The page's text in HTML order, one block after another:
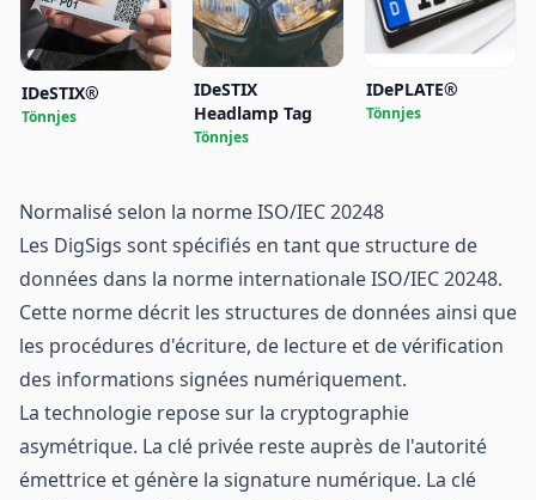
IDeSTIX®
Tönnjes
IDeSTIX
Headlamp Tag
Tönnjes
IDePLATE®
Tönnjes
Normalisé selon la norme ISO/IEC 20248
Les DigSigs sont spécifiés en tant que structure de
données dans la norme internationale ISO/IEC 20248.
Cette norme décrit les structures de données ainsi que
les procédures d'écriture, de lecture et de vérification
des informations signées numériquement.
La technologie repose sur la cryptographie
asymétrique. La clé privée reste auprès de l'autorité
émettrice et génère la signature numérique. La clé